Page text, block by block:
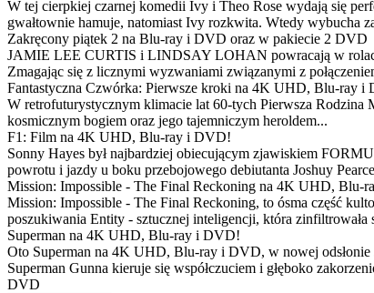
W tej cierpkiej czarnej komedii Ivy i Theo Rose wydają się
gwałtownie hamuje, natomiast Ivy rozkwita. Wtedy wybucha
Zakręcony piątek 2 na Blu-ray i DVD oraz w pakiecie 2 DVD
JAMIE LEE CURTIS i LINDSAY LOHAN powracają w rolach
Zmagając się z licznymi wyzwaniami związanymi z
Fantastyczna Czwórka: Pierwsze kroki na 4K UHD, Blu-ray i
W retrofuturystycznym klimacie lat 60-tych Pierwsza Rodzina
kosmicznym bogiem oraz jego tajemniczym heroldem...
F1: Film na 4K UHD, Blu-ray i DVD!
Sonny Hayes był najbardziej obiecującym zjawiskiem
powrotu i jazdy u boku przebojowego debiutanta Joshuy
Mission: Impossible - The Final Reckoning na 4K UHD, Blu-
Mission: Impossible - The Final Reckoning, to ósma część
poszukiwania Entity - sztucznej inteligencji, która
Superman na 4K UHD, Blu-ray i DVD!
Oto Superman na 4K UHD, Blu-ray i DVD, w nowej
Superman Gunna kieruje się współczuciem i głęboko
DVD